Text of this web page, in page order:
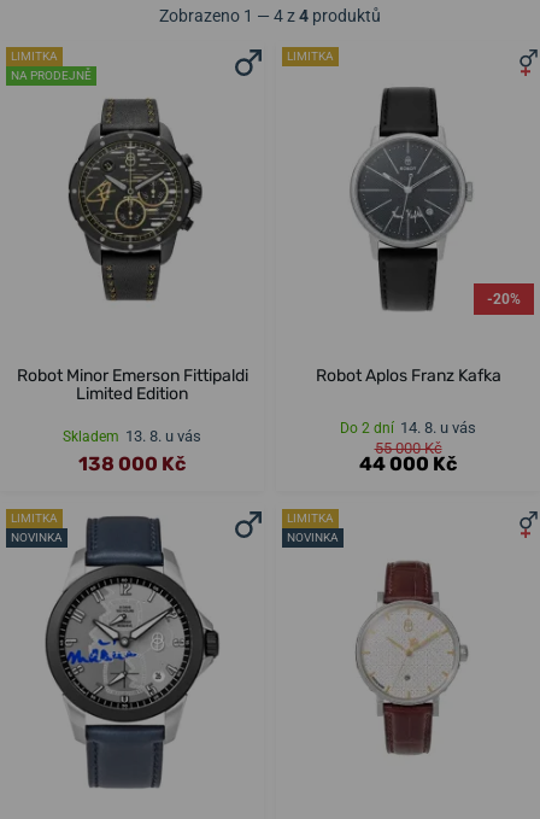
Zobrazeno 1 — 4 z4 produktů
LIMITKA
NA PRODEJNĚ
Robot Minor Emerson Fittipaldi
Limited Edition
Skladem 13. 8. u vás
138 000 Kč
LIMITKA
-20%
Robot Aplos Franz Kafka
Do 2 dní 14. 8. u vás
55 000 Kč
44 000 Kč
LIMITKA
NOVINKA
LIMITKA
NOVINKA